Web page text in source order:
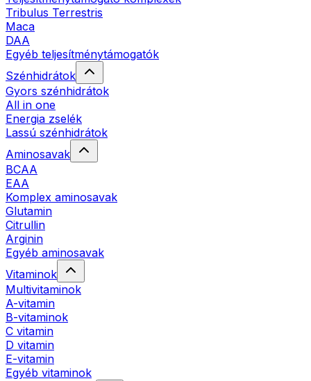
Tribulus Terrestris
Maca
DAA
Egyéb teljesítménytámogatók
Szénhidrátok
Gyors szénhidrátok
All in one
Energia zselék
Lassú szénhidrátok
Aminosavak
BCAA
EAA
Komplex aminosavak
Glutamin
Citrullin
Arginin
Egyéb aminosavak
Vitaminok
Multivitaminok
A-vitamin
B-vitaminok
C vitamin
D vitamin
E-vitamin
Egyéb vitaminok